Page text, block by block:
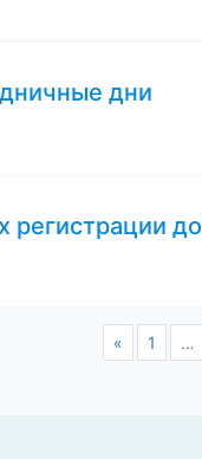
дни
регистрации
« 1 …